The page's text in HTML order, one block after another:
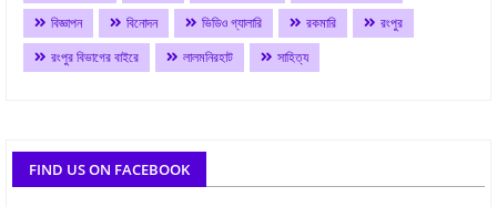
বিজ্ঞাপন
বিনোদন ভিডিও গ্যালারি রকমারি
রংপুর
রংপুর বিভাগের বাইরে
লালমনিরহাট সাহিত্য
FIND US ON FACEBOOK